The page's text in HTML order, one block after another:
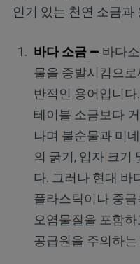
인기 있는 천연 소금과
바다 소금 — 바다
물을 증발시킴으
반적인 용어입니
테이블 소금보다
나며 불순물과 미
의 굵기, 입자 크기
다. 그러나 현대 바
플라스틱이나 중
오염물질을 포함
공급원을 주의하